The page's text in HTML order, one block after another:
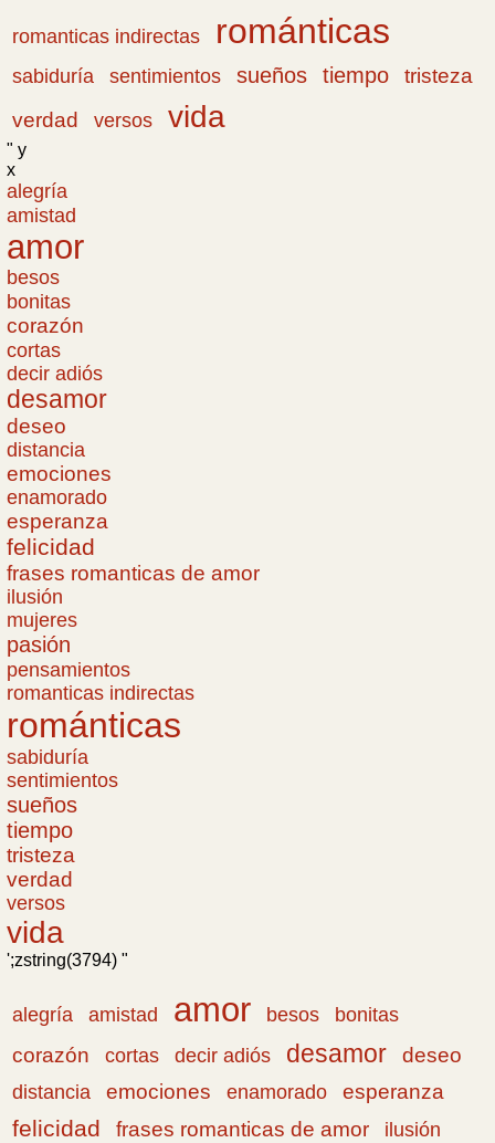
romanticas indirectas románticas
sabiduría sentimientos sueños tiempo
tristeza
verdad
versos vida
" y
x
alegría
amistad
amor
besos
bonitas
corazón
cortas
decir adiós
desamor
deseo
distancia
emociones
enamorado
esperanza
felicidad
frases romanticas de amor
ilusión
mujeres
pasión
pensamientos
romanticas indirectas
románticas
sabiduría
sentimientos
sueños
tiempo
tristeza
verdad
versos
vida
';zstring(3794) "
alegría amistad amor besos
bonitas
corazón
cortas decir adiós desamor deseo
distancia emociones enamorado esperanza
felicidad frases romanticas de amor
ilusión